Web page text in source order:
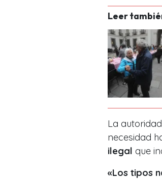
Leer
La
necesidad
ilegal que
«Los tipos